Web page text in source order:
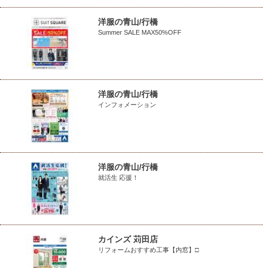
洋服の青山/行橋
Summer SALE MAX50%OFF
洋服の青山/行橋
インフォメーション
洋服の青山/行橋
就活生 応援！
カインズ 苅田店
リフォームおすすめ工事【内窓】□